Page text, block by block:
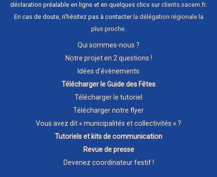
déclaration préalable en ligne et en quelques clics surclients.sacem.fr.
En cas de doute, n'hésitez pas à contacter la délégation régionale la
plus proche
Qui sommes-nous ?
Notre projet en 2 questions !
Idées d'évènements
Télécharger le Guide des Fêtes
Télécharger le tutoriel
Télécharger notre flyer
Vous avez dit « municipalités et collectivités » ?
Tutoriels et kits de communication
Revue de presse
Devenez coordinateur festif !